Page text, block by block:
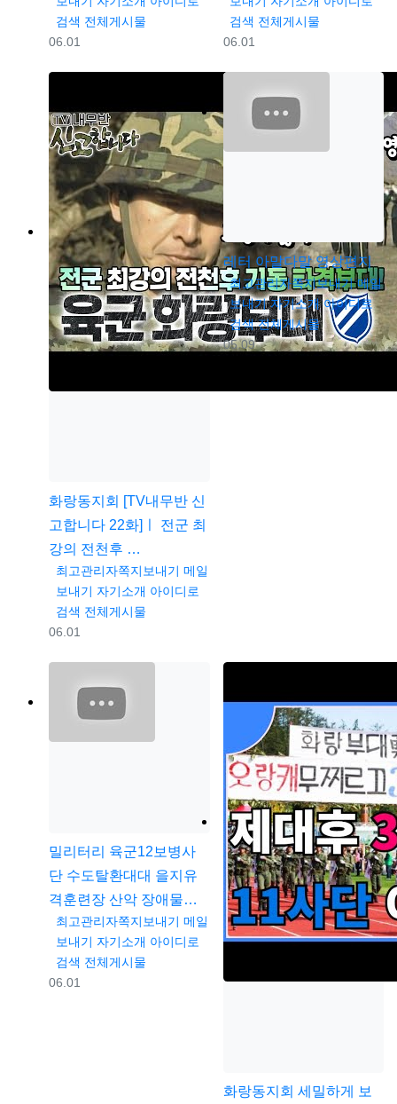
검색 전체게시물
등록일
06.01
검색 전체게시물
등록일
06.01
화랑동지회 [TV내무반 신
고합니다 22화]ㅣ 전군 최
강의 전천후 …
등록자
최고관리자쪽지보내기 메일
보내기 자기소개 아이디로
검색 전체게시물
등록일
06.01
레터 아말다말 영상편지
등록자
최고관리자쪽지보내기 메일
보내기 자기소개 아이디로
검색 전체게시물
등록일
05.09
밀리터리 육군12보병사
단 수도탈환대대 을지유
격훈련장 산악 장애물…
등록자
최고관리자쪽지보내기 메일
보내기 자기소개 아이디로
검색 전체게시물
등록일
06.01
화랑동지회 세밀하게 보